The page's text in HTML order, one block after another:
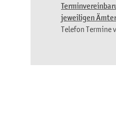
jeweiligen Ämter
Telefon Termine